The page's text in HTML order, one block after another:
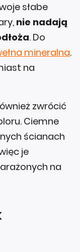
słabe
nie nadają
. Do
mineralna.
na
zwrócić
Ciemne
ścianach
je
na